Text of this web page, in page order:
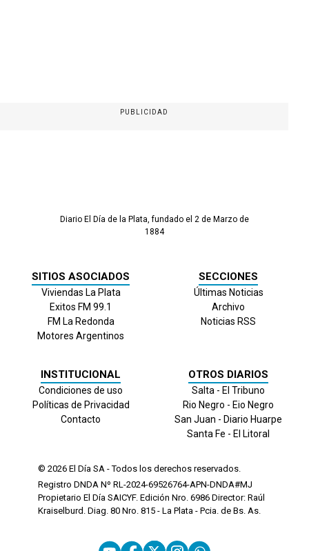
PUBLICIDAD
Diario El Día de la Plata, fundado el 2 de Marzo de
1884
SITIOS ASOCIADOS
Viviendas La Plata
Exitos FM 99.1
FM La Redonda
Motores Argentinos
SECCIONES
Últimas Noticias
Archivo
Noticias RSS
INSTITUCIONAL
Condiciones de uso
Políticas de Privacidad
Contacto
OTROS DIARIOS
Salta - El Tribuno
Rio Negro - Eio Negro
San Juan - Diario Huarpe
Santa Fe - El Litoral
© 2026 El Día SA - Todos los derechos reservados.
Registro DNDA Nº RL-2024-69526764-APN-DNDA#MJ
Propietario El Día SAICYF. Edición Nro. 6986 Director: Raúl
Kraiselburd. Diag. 80 Nro. 815 - La Plata - Pcia. de Bs. As.